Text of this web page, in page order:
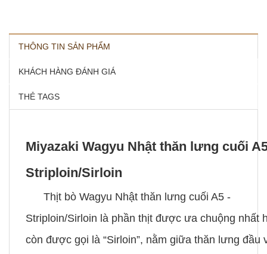
THÔNG TIN SẢN PHẨM
KHÁCH HÀNG ĐÁNH GIÁ
THẺ TAGS
Miyazaki Wagyu Nhật thăn lưng cuối
Striploin/Sirloin
Thịt bò Wagyu Nhật thăn lưng cuối A5 -
Striploin/Sirloin là phần thịt được ưa chuộng nhất
còn được gọi là “Sirloin”, nằm giữa thăn lưng đầu